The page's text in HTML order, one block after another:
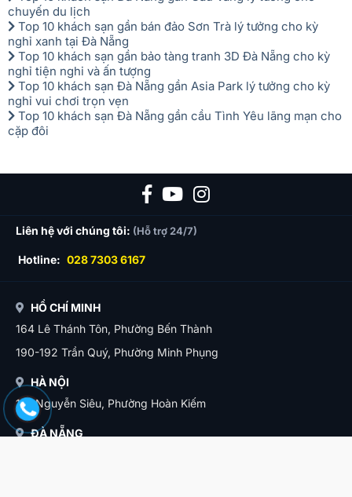
Bài viết mới nhất
Top 10 khách sạn Đà Nẵng gần Cầu Vàng lý tưởng cho
chuyến du lịch
Top 10 khách sạn gần bán đảo Sơn Trà lý tưởng cho kỳ
nghỉ xanh tại Đà Nẵng
Top 10 khách sạn gần bảo tàng tranh 3D Đà Nẵng cho kỳ
nghỉ tiện nghi và ấn tượng
Top 10 khách sạn Đà Nẵng gần Asia Park lý tưởng cho kỳ
nghỉ vui chơi trọn vẹn
Liên hệ với chúng tôi:(Hỗ trợ 24/7)
164 Lê Thánh Tôn, Phường Bến Thành
190-192 Trần Quý, Phường Minh Phụng
HÀ NỘI
11B Nguyễn Siêu, Phường Hoàn Kiếm